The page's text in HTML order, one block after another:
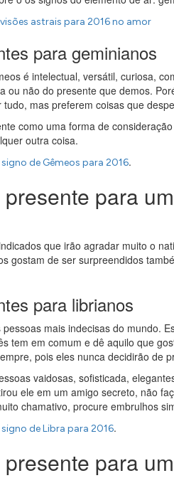
astrais para 2016 no amor
para geminianos
é intelectual, versátil, curiosa,
ou não do presente que demos.
mas preferem coisas que
como uma forma de
outra coisa.
de Gêmeos para 2016.
para
que irão agradar muito o
gostam de ser surpreendidos
para librianos
mais indecisas do mundo.
tem em comum e dê aquilo que
pois eles nunca decidirão de
vaidosas, sofisticada,
ele em um amigo secreto, não
chamativo, procure embrulhos
de Libra para 2016.
para